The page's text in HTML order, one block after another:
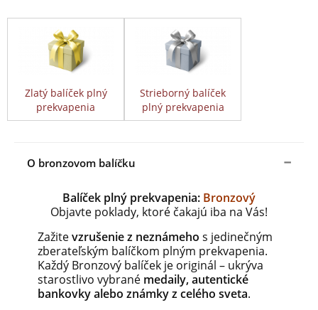
Zlatý balíček plný
prekvapenia
Strieborný balíček
plný prekvapenia
O bronzovom balíčku
Balíček plný prekvapenia: Bronzový
Objavte poklady, ktoré čakajú iba na Vás!
Zažitevzrušenie z neznámeho s jedinečným
zberateľským balíčkom plným prekvapenia.
Každý Bronzový balíček je originál – ukrýva
starostlivo vybrané medaily, autentické
bankovky alebo známky z celého sveta.